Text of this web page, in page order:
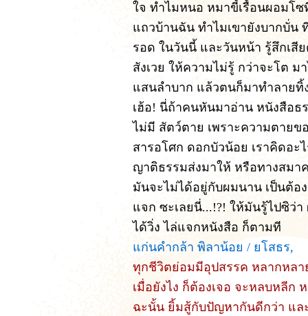
ใจ ทำไมหนอ หมาขี้เรื้อนผอมโ
แถวบ้านฉัน ทำไมเขายังบากบั่น
รอด ในวันนี้ และวันหน้า รู้สึกเสี
สังเวย ให้ความไม่รู้ กว่าจะโต
แสนลำบาก แล้วตนก็มาทำลายทิ้
เฮ้อ! นี่ถ้าคนหันมาอ่าน หนังสือธ
ไม่มี สัตว์ตาย เพราะความตาย
สารอโศก ดอกบัวน้อย เราคิดอะ
ญาติธรรมส่งมาให้ หรือทางสมา
มันจะไม่ได้อยู่กับผมนาน เป็นต้
แจก ซะเลยนี่...!?! ให้มันรู้ไปซิว่
ได้วิ่ง ไล่แจกหนังสือ ก็ตามที
แก่นคำกล้า พิลาน้อย / ยโสธร,
ทุกชีวิตย่อมมีอุปสรรค หลากหล
เมื่อยังไง ก็ต้องเจอ จะหลบหลีก
ฉะนั้น ยิ้มสู้กับปัญหากันดีกว่า แ